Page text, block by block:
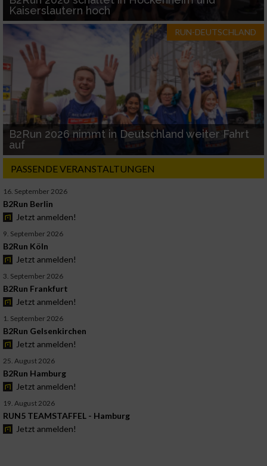
Kaiserslautern hoch
RUN-DEUTSCHLAND
B2Run 2026 nimmt in Deutschland weiter Fahrt
auf
PASSENDE VERANSTALTUNGEN
16. September 2026
B2Run Berlin
Jetzt anmelden!
9. September 2026
B2Run Köln
Jetzt anmelden!
3. September 2026
B2Run Frankfurt
Jetzt anmelden!
1. September 2026
B2Run Gelsenkirchen
Jetzt anmelden!
25. August 2026
B2Run Hamburg
Jetzt anmelden!
19. August 2026
RUN5 TEAMSTAFFEL - Hamburg
Jetzt anmelden!